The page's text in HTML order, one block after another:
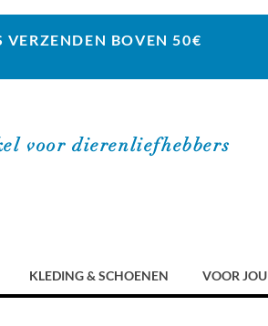
VERZENDEN BOVEN 50€
voor dierenliefhebbers
KLEDING & SCHOENEN VOOR JOU